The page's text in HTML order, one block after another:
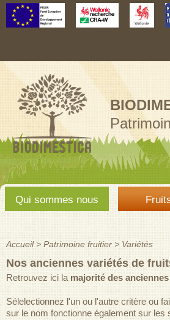
Aller au
contenu
Menu
principal
Qui sommes nous
Vous êtes ici
Accueil > Patrimoine fruitier > Variétés
Nos anciennes variétés de
Retrouvez ici la majorité des
Sélelectionnez l'un ou l'autre critère ou
sur le nom fonctionne également sur